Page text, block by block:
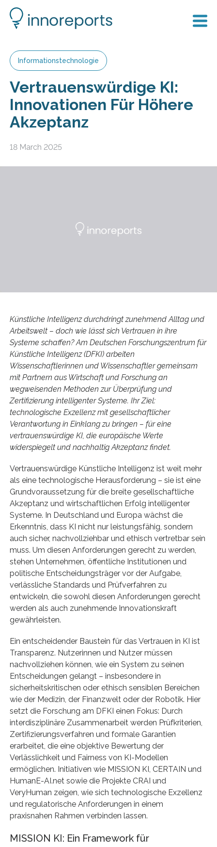
Informationstechnologie
Vertrauenswürdige KI:
Innovationen Für Höhere
Akzeptanz
18 March 2025
Künstliche Intelligenz durchdringt zunehmend Alltag und
Arbeitswelt – doch wie lässt sich Vertrauen in ihre
Systeme schaffen? Am Deutschen Forschungszentrum für
Künstliche Intelligenz (DFKI) arbeiten
Wissenschaftlerinnen und Wissenschaftler gemeinsam
mit Partnern aus Wirtschaft und Forschung an
wegweisenden Methoden zur Überprüfung und
Zertifizierung intelligenter Systeme. Ihr Ziel:
technologische Exzellenz mit gesellschaftlicher
Verantwortung in Einklang zu bringen – für eine
vertrauenswürdige KI, die europäische Werte
widerspiegelt und nachhaltig Akzeptanz findet.
Vertrauenswürdige Künstliche Intelligenz ist weit mehr
als eine technologische Herausforderung – sie ist eine
Grundvoraussetzung für die breite gesellschaftliche
Akzeptanz und wirtschaftlichen Erfolg intelligenter
Systeme. In Deutschland und Europa wächst die
Erkenntnis, dass KI nicht nur leistungsfähig, sondern
auch sicher, nachvollziehbar und ethisch vertretbar sein
muss. Um diesen Anforderungen gerecht zu werden,
stehen Unternehmen, öffentliche Institutionen und
politische Entscheidungsträger vor der Aufgabe,
verlässliche Standards und Prüfverfahren zu
entwickeln, die sowohl diesen Anforderungen gerecht
werden als auch zunehmende Innovationskraft
gewährleisten.
Ein entscheidender Baustein für das Vertrauen in KI ist
Transparenz. Nutzerinnen und Nutzer müssen
nachvollziehen können, wie ein System zu seinen
Entscheidungen gelangt – insbesondere in
sicherheitskritischen oder ethisch sensiblen Bereichen
wie der Medizin, der Finanzwelt oder der Robotik. Hier
setzt die Forschung am DFKI einen Fokus: Durch
interdisziplinäre Zusammenarbeit werden Prüfkriterien,
Zertifizierungsverfahren und formale Garantien
erarbeitet, die eine objektive Bewertung der
Verlässlichkeit und Fairness von KI-Modellen
ermöglichen. Initiativen wie MISSION KI, CERTAIN und
HumanE-AI.net sowie die Projekte CRAI und
VeryHuman zeigen, wie sich technologische Exzellenz
und regulatorische Anforderungen in einem
praxisnahen Rahmen verbinden lassen.
MISSION KI: Ein Framework für